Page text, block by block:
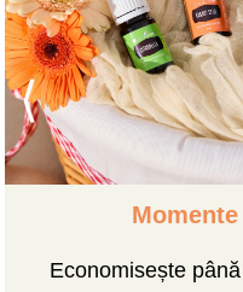
Economisește
Previous